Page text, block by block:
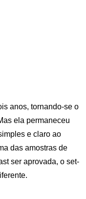
anos, tornando-se o
ela permaneceu
e claro ao
das amostras de
ser aprovada, o set-